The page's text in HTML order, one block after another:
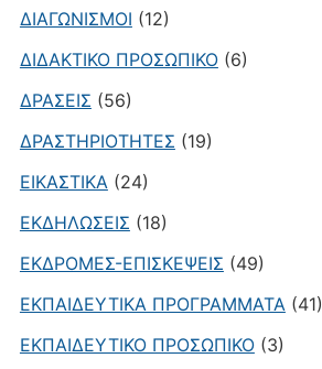
ΔΙΑΓΩΝΙΣΜΟΙ (12)
ΔΙΔΑΚΤΙΚΟ ΠΡΟΣΩΠΙΚΟ(6)
ΔΡΑΣΕΙΣ (56)
ΔΡΑΣΤΗΡΙΟΤΗΤΕΣ (19)
ΕΙΚΑΣΤΙΚΑ(24)
ΕΚΔΗΛΩΣΕΙΣ (18)
ΕΚΔΡΟΜΕΣ-ΕΠΙΣΚΕΨΕΙΣ (49)
ΕΚΠΑΙΔΕΥΤΙΚΑ ΠΡΟΓΡΑΜΜΑΤΑ(41)
ΕΚΠΑΙΔΕΥΤΙΚΟ ΠΡΟΣΩΠΙΚΟ(3)